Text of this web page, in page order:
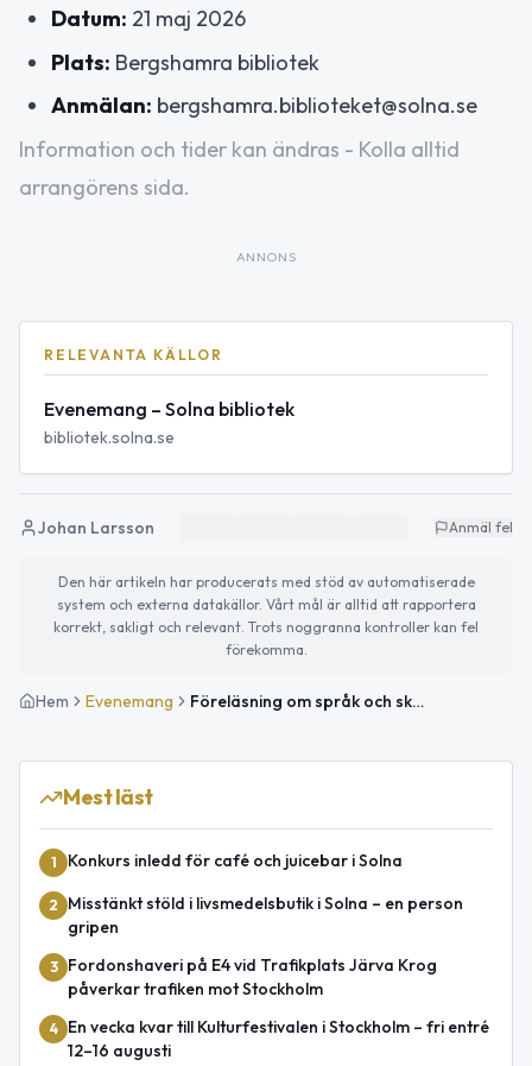
Datum: 21 maj 2026
Plats: Bergshamra bibliotek
Anmälan: bergshamra.biblioteket@solna.se
Information och tider kan ändras - Kolla alltid
arrangörens sida.
ANNONS
RELEVANTA KÄLLOR
Evenemang – Solna bibliotek
bibliotek.solna.se
Johan Larsson Anmäl fel
Den här artikeln har producerats med stöd av automatiserade
system och externa datakällor. Vårt mål är alltid att rapportera
korrekt, sakligt och relevant. Trots noggranna kontroller kan fel
förekomma.
Hem Evenemang Föreläsning om språk och skrift
Mest läst
1 Konkurs inledd för café och juicebar i Solna
2
Misstänkt stöld i livsmedelsbutik i Solna – en person
gripen
3
Fordonshaveri på E4 vid Trafikplats Järva Krog
påverkar trafiken mot Stockholm
4
En vecka kvar till Kulturfestivalen i Stockholm – fri entré
12–16 augusti